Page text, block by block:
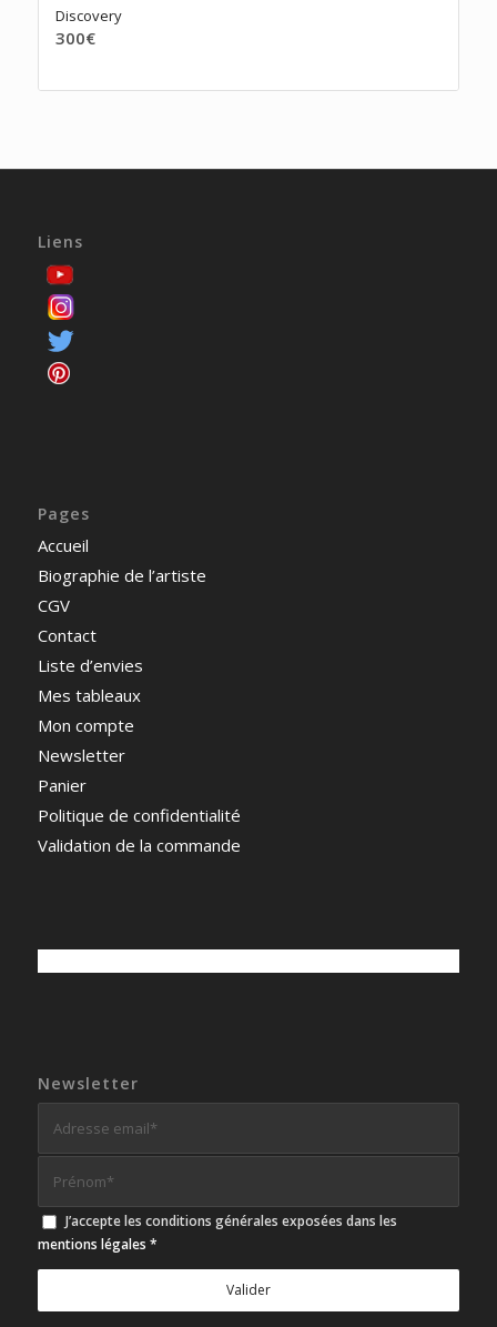
Discovery
300€
Liens
Pages
Accueil
Biographie de l’artiste
CGV
Contact
Liste d’envies
Mes tableaux
Mon compte
Newsletter
Panier
Politique de confidentialité
Validation de la commande
Newsletter
J’accepte les conditions générales exposées dans les
mentions légales *